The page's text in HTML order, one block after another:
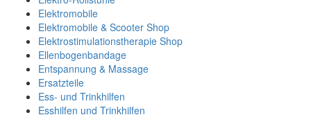
Elektromobile
Elektromobile & Scooter Shop
Elektrostimulationstherapie Shop
Ellenbogenbandage
Entspannung & Massage
Ersatzteile
Ess- und Trinkhilfen
Esshilfen und Trinkhilfen